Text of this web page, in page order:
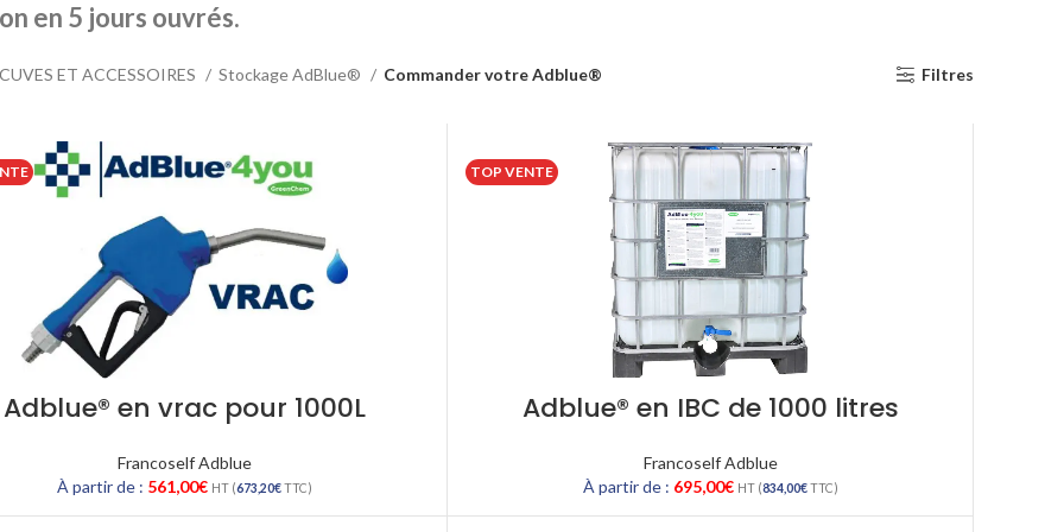
en 5 jours ouvrés.
ET ACCESSOIRES Stockage AdBlue® Commander votre Adblue® Filtres
Adblue® en vrac pour 1000L
Francoself Adblue
À partir de : 561,00€ HT (673,20€TTC)
TOP VENTE
Adblue® en IBC de 1000 litres
Francoself Adblue
À partir de : 695,00€ HT (834,00€TTC)